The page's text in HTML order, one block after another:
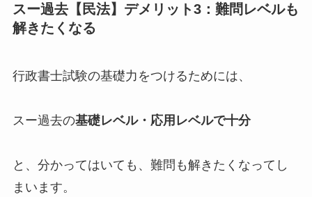
スー過去【民法】デメリット3：難問レベルも
解きたくなる
行政書士試験の基礎力をつけるためには、
スー過去の基礎レベル・応用レベルで十分
と、分かってはいても、難問も解きたくなってし
まいます。